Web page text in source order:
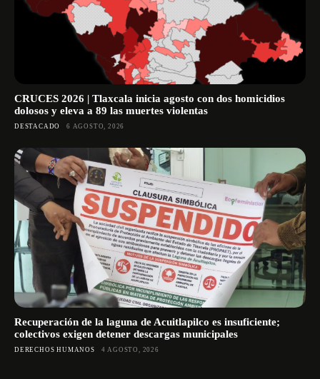
CRUCES 2026 | Tlaxcala inicia agosto con dos homicidios
dolosos y eleva a 89 las muertes violentas
DESTACADO 6 AGOSTO, 2026
Recuperación de la laguna de Acuitlapilco es insuficiente;
colectivos exigen detener descargas municipales
DERECHOS HUMANOS 4 AGOSTO, 2026